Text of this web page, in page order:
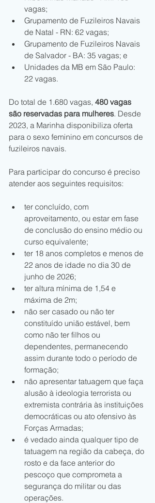
vagas;
Grupamento de Fuzileiros Navais
de Natal - RN: 62 vagas;
Grupamento de Fuzileiros Navais
de Salvador - BA: 35 vagas; e
Unidades da MB em São Paulo:
22 vagas.
Do total de 1.680 vagas, 480 vagas
são reservadas para mulheres. Desde
2023, a Marinha disponibiliza oferta
para o sexo feminino em concursos de
fuzileiros navais.
Para participar do concurso é preciso
atender aos seguintes requisitos:
ter concluído, com
aproveitamento, ou estar em fase
de conclusão do ensino médio ou
curso equivalente;
ter 18 anos completos e menos de
22 anos de idade no dia 30 de
junho de 2026;
ter altura mínima de 1,54 e
máxima de 2m;
não ser casado ou não ter
constituído união estável, bem
como não ter filhos ou
dependentes, permanecendo
assim durante todo o período de
formação;
não apresentar tatuagem que faça
alusão à ideologia terrorista ou
extremista contrária às instituições
democráticas ou ato ofensivo às
Forças Armadas;
é vedado ainda qualquer tipo de
tatuagem na região da cabeça, do
rosto e da face anterior do
pescoço que comprometa a
segurança do militar ou das
operações.